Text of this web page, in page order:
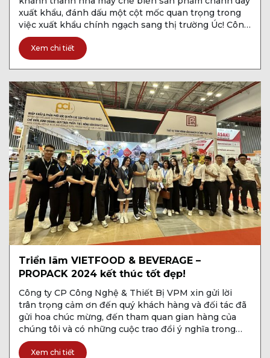
xuất khẩu, đánh dấu một cột mốc quan trọng trong
việc xuất khẩu chính ngạch sang thị trường Úc! Công
ty CP Công nghệ & Thiết bị VPM tự hào là đối tác
cung cấp và lắp […]
Xem chi tiết
Triển lãm VIETFOOD & BEVERAGE –
PROPACK 2024 kết thúc tốt đẹp!
Công ty CP Công Nghệ & Thiết Bị VPM xin gửi lời
trân trọng cảm ơn đến quý khách hàng và đối tác đã
gửi hoa chúc mừng, đến tham quan gian hàng của
chúng tôi và có những cuộc trao đổi ý nghĩa trong
suốt sự kiện vừa qua. Chúng tôi rất vui mừng […]
Xem chi tiết